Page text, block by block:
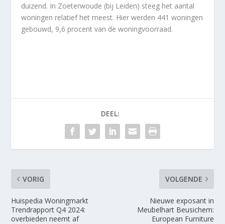
duizend. In Zoeterwoude (bij Leiden) steeg het aantal
woningen relatief het meest. Hier werden 441 woningen
gebouwd, 9,6 procent van de woningvoorraad.
DEEL:
VORIG
Huispedia Woningmarkt
Trendrapport Q4 2024:
overbieden neemt af
VOLGENDE
Nieuwe exposant in
Meubelhart Beusichem:
European Furniture